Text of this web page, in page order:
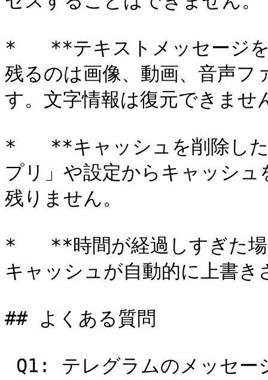
*   **テキストメッセージ
残るのは画像、動画、音声
す。文字情報は復元できませ
*   **キャッシュを削除し
プリ」や設定からキャッシ
残りません。
*   **時間が経過しすぎた
キャッシュが自動的に上書
## よくある質問